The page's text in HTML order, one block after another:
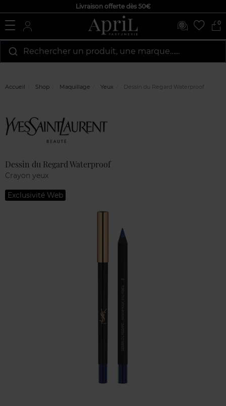
Livraison offerte dès 50€
0
Rechercher un produit, une marque…...
Accueil Shop Maquillage Yeux Dessin du Regard Waterproof
Dessin du Regard Waterproof
Crayon yeux
Exclusivité Web